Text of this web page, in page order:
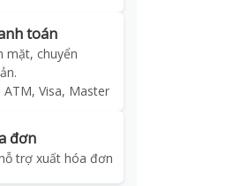
toán
mặt, chuyển
ATM, Visa, Master
đơn
trợ xuất hóa đơn